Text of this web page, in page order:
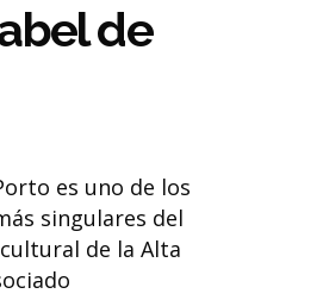
de
es uno de los
singulares del
de la Alta